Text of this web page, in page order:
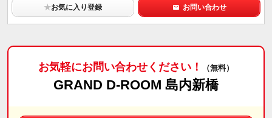
★お気に入り登録 お問い合わせ
お気軽にお問い合わせください！ （無料）
GRAND D-ROOM 島内新橋